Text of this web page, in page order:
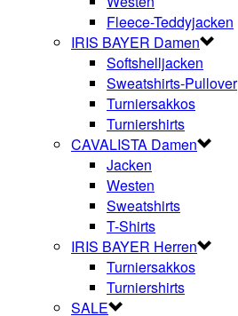
Fleece-Teddyjacken
IRIS BAYER Damen
Softshelljacken
Sweatshirts-Pullover
Turniersakkos
Turniershirts
CAVALISTA Damen
Jacken
Westen
Sweatshirts
T-Shirts
IRIS BAYER Herren
Turniersakkos
Turniershirts
SALE